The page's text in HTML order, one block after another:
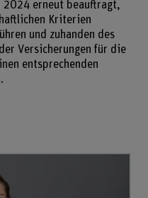
2024 erneut beauftragt,
Kriterien
und zuhanden des
Versicherungen für die
entsprechenden